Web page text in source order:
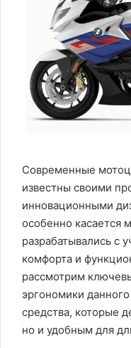
Современные
известны своими
инновационными
особенно касается
разрабатывались с
комфорта и
рассмотрим
эргономики
средства, которые
но и удобным для